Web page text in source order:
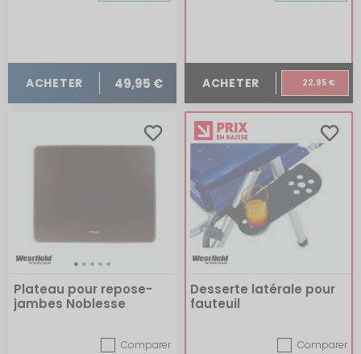
ACHETER 49,95 € ACHETER 22,95 €
Plateau pour repose-
jambes Noblesse
Comparer
Desserte latérale pour
fauteuil
Comparer